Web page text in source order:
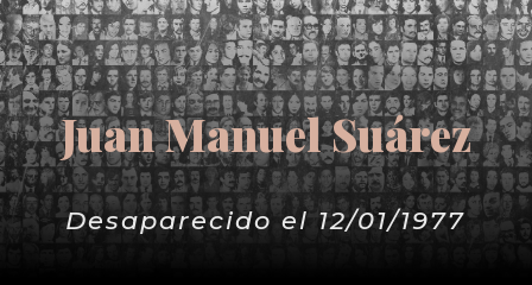
Juan Manuel Suárez
Desaparecido el 12/01/1977